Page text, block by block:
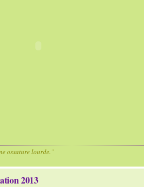
ossature lourde."
2013